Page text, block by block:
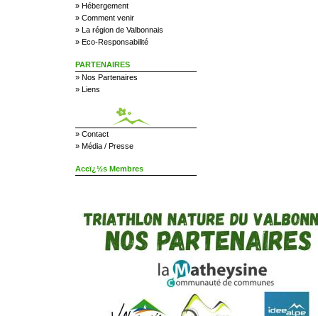
» Hébergement
» Comment venir
» La région de Valbonnais
» Eco-Responsabilité
PARTENAIRES
» Nos Partenaires
» Liens
» Contact
» Média / Presse
Accï¿½s Membres